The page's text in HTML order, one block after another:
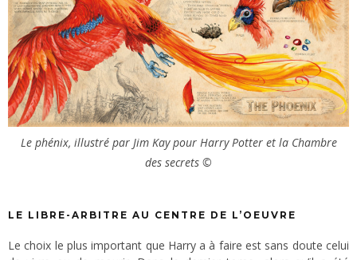
Le phénix, illustré par Jim Kay pour Harry Potter et la Chambre
des secrets ©
LE LIBRE-ARBITRE AU CENTRE DE L’OEUVRE
Le choix le plus important que Harry a à faire est sans doute celui